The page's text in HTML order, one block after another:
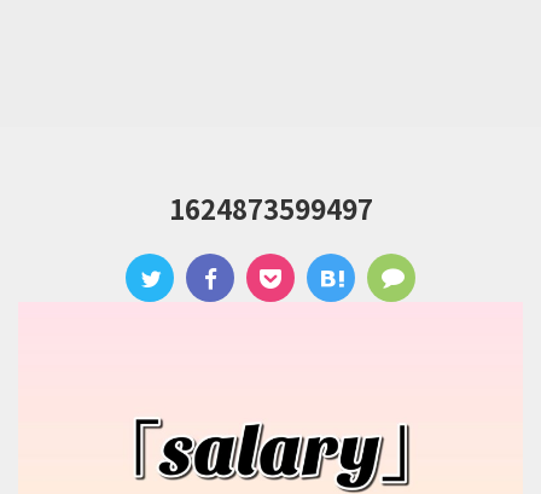
1624873599497